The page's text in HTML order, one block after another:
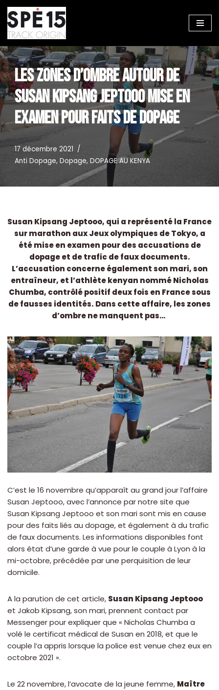
Aller
au
contenu
LES ZONES D’OMBRE AUTOUR DE
SUSAN KIPSANG JEPTOOO MISE EN
EXAMEN POUR FAITS DE DOPAGE
17 décembre 2021
Anti Dopage, Dopage, DOPAGE AU KENYA
Susan Kipsang Jeptooo, qui a représenté la France
sur marathon aux Jeux olympiques de Tokyo, a
été mise en examen pour des accusations de
dopage et de trafic de faux documents.
L’accusation concerne également son mari, son
entraîneur, et l’athlète kenyan nommé Nicholas
Chumba, contrôlé positif deux fois en France sous
de fausses identités. Dans cette affaire, les zones
d’ombre ne manquent pas…
C’est le 16 novembre qu’apparaît au grand jour l’affaire
Susan Jeptooo, avec l’annonce par notre site que
Susan Kipsang Jeptooo et son mari sont mis en cause
pour des faits liés au dopage, et également à du trafic
de faux documents. Les informations disponibles font
alors état d’une garde à vue pour le couple à Lyon à la
mi-octobre, précédée par une perquisition de leur
domicile.
A la parution de cet article, Susan Kipsang Jeptooo
et Jakob Kipsang, son mari, prennent contact par
Messenger pour expliquer que « Nicholas Chumba a
volé le certificat médical de Susan en 2018, et que le
couple l’a appris lorsque la police est venue chez eux en
octobre 2021 ».
Le 22 novembre, l’avocate de la jeune femme, Maître